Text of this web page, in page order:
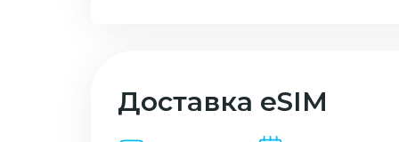
Доставка eSIM